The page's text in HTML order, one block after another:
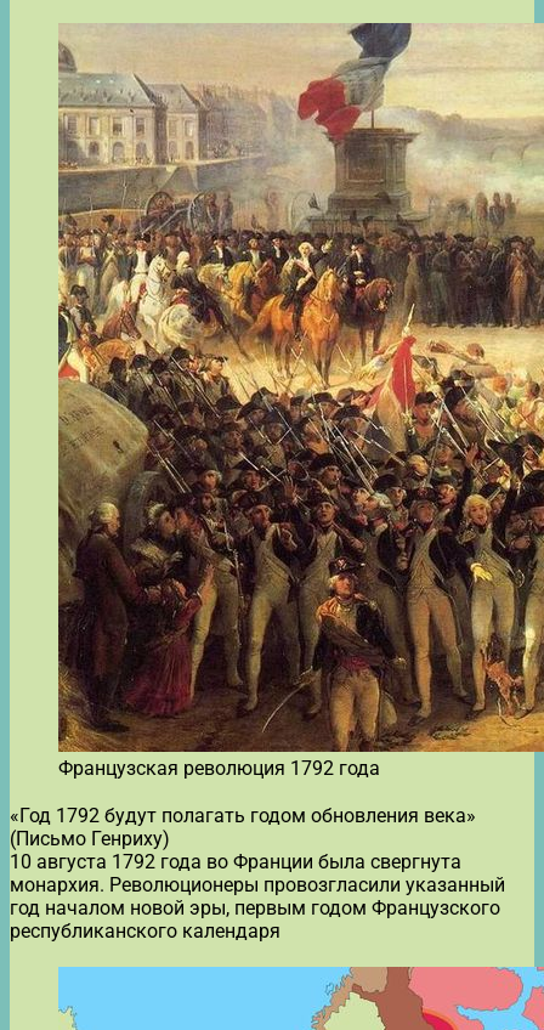
Французская революция 1792 года
«Год 1792 будут полагать годом обновления века»
(Письмо Генриху)
10 августа 1792 года во Франции была свергнута
монархия. Революционеры провозгласили указанный
год началом новой эры, первым годом Французского
республиканского календаря